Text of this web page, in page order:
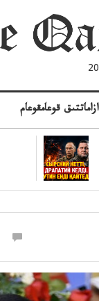
ازاماتتىق قوعامقوعام